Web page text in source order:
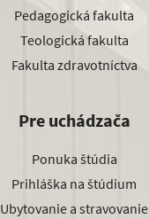
Pedagogická fakulta
Teologická fakulta
Fakulta zdravotníctva
Pre uchádzača
Ponuka štúdia
Prihláška na štúdium
Ubytovanie a stravovanie